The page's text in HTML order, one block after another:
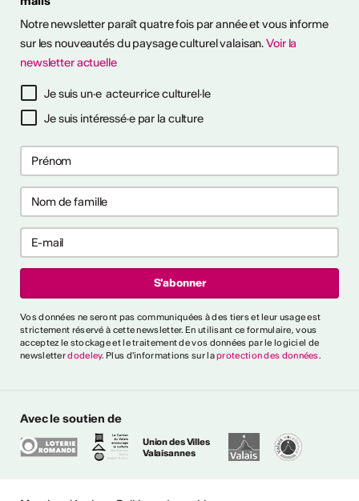
pour prévenir
?
pour prévenir
?
tout
je reconnu
culturel
?
une personne comme
Un glossaire de
également l'utilisation
Notre newsletter paraît quatre fois par année et vous informe
sur les nouveautés du paysage culturel valaisan.Voir la
newsletter actuelle
Je suis un·e acteur·rice culturel·le
Je suis intéressé·e par la culture
Vos données ne seront pas communiquées à des tiers et leur usage est
strictement réservé à cette newsletter. En utilisant ce formulaire, vous
acceptez le stockage et le traitement de vos données par le logiciel de
newsletterdodeley. Plus d'informations sur laprotection des données.
Avec le soutien de
Union des Villes
Valaisannes